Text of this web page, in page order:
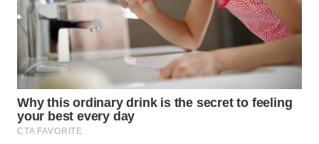
LAPAK
WAHANA
Wahana
Network
KONSUMEN
LISTRIK